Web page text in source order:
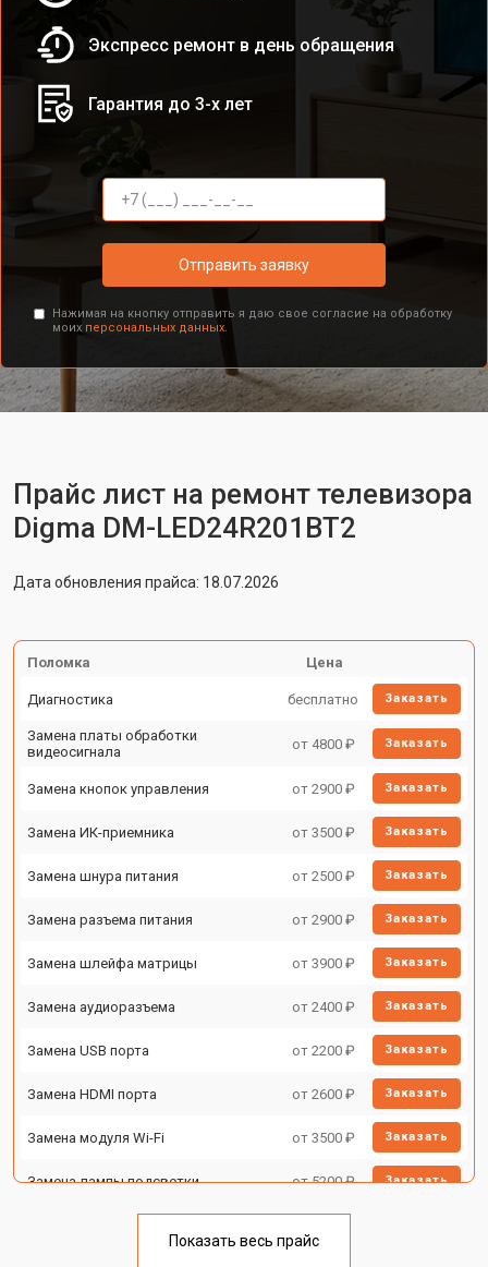
Экспресс ремонт в день обращения
Гарантия до 3-х лет
Отправить заявку
Нажимая на кнопку отправить я даю свое согласие на обработку
моих персональных данных.
Прайс лист на ремонт телевизора
Digma DM-LED24R201BT2
Дата обновления прайса: 18.07.2026
Поломка Цена
Диагностика бесплатно Заказать
Замена платы обработки
видеосигнала
от 4800 ₽ Заказать
Замена кнопок управления от 2900 ₽ Заказать
Замена ИК-приемника от 3500 ₽ Заказать
Замена шнура питания от 2500 ₽ Заказать
Замена разъема питания от 2900 ₽ Заказать
Замена шлейфа матрицы от 3900 ₽ Заказать
Замена аудиоразъема от 2400 ₽ Заказать
Замена USB порта от 2200 ₽ Заказать
Замена HDMI порта от 2600 ₽ Заказать
Замена модуля Wi-Fi от 3500 ₽ Заказать
Замена лампы подсветки от 5200 ₽ Заказать
Показать весь прайс